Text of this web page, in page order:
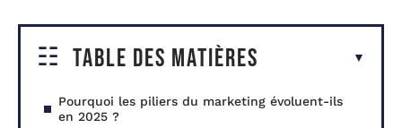
Table des matières
Pourquoi les piliers du marketing évoluent-ils
en 2025 ?